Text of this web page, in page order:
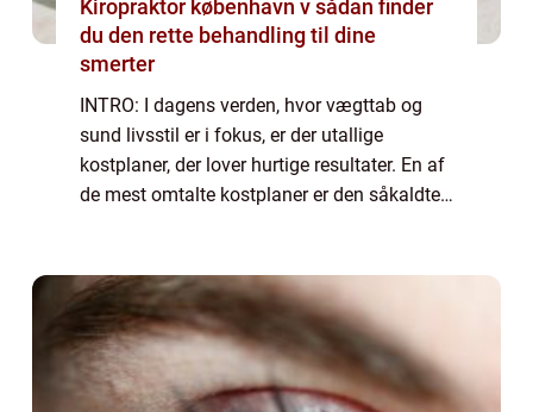
Kiropraktor københavn v sådan finder
du den rette behandling til dine
smerter
INTRO: I dagens verden, hvor vægttab og
sund livsstil er i fokus, er der utallige
kostplaner, der lover hurtige resultater. En af
de mest omtalte kostplaner er den såkaldte